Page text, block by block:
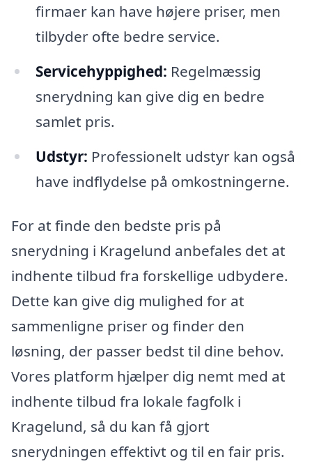
firmaer kan have højere priser, men
tilbyder ofte bedre service.
Servicehyppighed: Regelmæssig
snerydning kan give dig en bedre
samlet pris.
Udstyr: Professionelt udstyr kan også
have indflydelse på omkostningerne.
For at finde den bedste pris på
snerydning i Kragelund anbefales det at
indhente tilbud fra forskellige udbydere.
Dette kan give dig mulighed for at
sammenligne priser og finder den
løsning, der passer bedst til dine behov.
Vores platform hjælper dig nemt med at
indhente tilbud fra lokale fagfolk i
Kragelund, så du kan få gjort
snerydningen effektivt og til en fair pris.